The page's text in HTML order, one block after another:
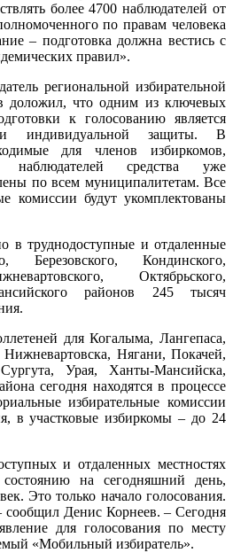
более 4700 наблюдателей от
по правам человека
– подготовка должна вестись с
правил».
региональной избирательной
доложил, что одним из ключевых
к голосованию является
индивидуальной защиты. В
для членов избиркомов,
наблюдателей средства уже
по всем муниципалитетам. Все
комиссии будут укомплектованы
в труднодоступные и отдаленные
Березовского, Кондинского,
Октябрьского,
районов 245 тысяч
для Когалыма, Лангепаса,
Нягани, Покачей,
Урая, Ханты-Мансийска,
сегодня находятся в процессе
избирательные комиссии
в участковые избиркомы – до 24
и отдаленных местностях
на сегодняшний день,
Это только начало голосования.
сообщил Денис Корнеев. – Сегодня
для голосования по месту
«Мобильный избиратель».